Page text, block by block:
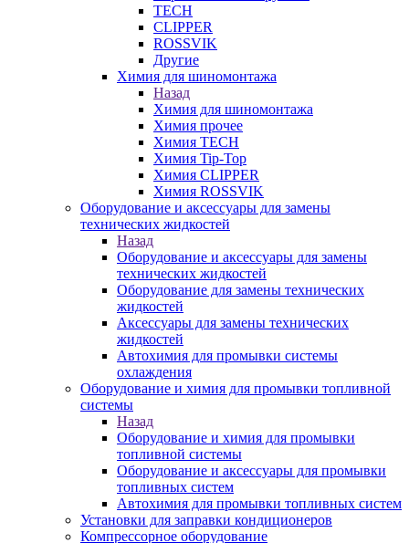
TECH
CLIPPER
ROSSVIK
Другие
Химия для шиномонтажа
Назад
Химия для шиномонтажа
Химия прочее
Химия TECH
Химия Tip-Top
Химия CLIPPER
Химия ROSSVIK
Оборудование и аксессуары для замены
технических жидкостей
Назад
Оборудование и аксессуары для замены
технических жидкостей
Оборудование для замены технических
жидкостей
Аксессуары для замены технических
жидкостей
Автохимия для промывки системы
охлаждения
Оборудование и химия для промывки топливной
системы
Назад
Оборудование и химия для промывки
топливной системы
Оборудование и аксессуары для промывки
топливных систем
Автохимия для промывки топливных систем
Установки для заправки кондиционеров
Компрессорное оборудование